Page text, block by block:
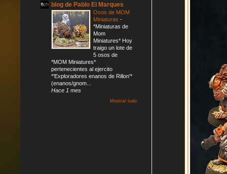
blog de Pablo El Marques
Osos de MOM
Miniaturas -
*Miniaturas de
Mom
Miniatures* Hoy
traigo un lote de
5 osos de
*MOM Miniatures*
pertenecientes al ejercito
*'Exploradores enanos de Rillon'*
(enanos/gnom...
Hace 1 mes
Mostrar todo